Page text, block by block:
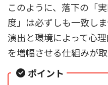
このように、落下の「
度」は必ずしも一致しま
演出と環境によって心
を増幅させる仕組みが
ポイント